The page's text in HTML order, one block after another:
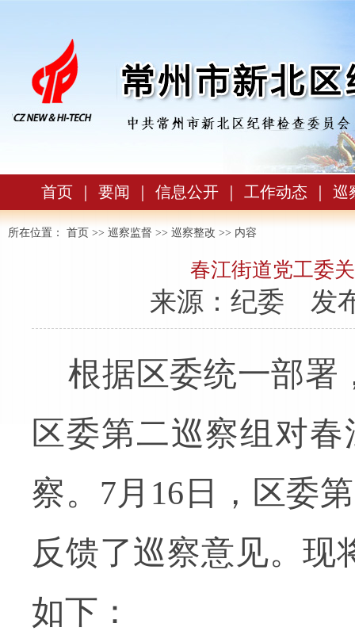
首页 要闻 信息公开 工作动态 巡
所在位置： 首页 >> 巡察监督 >> 巡察整改 >> 内容
春江街道党工委
来源：纪委 发
根据区委统一部署
区委第二巡察组对
察。 7月 16 日，区委
反馈了巡察意见。现
如下：